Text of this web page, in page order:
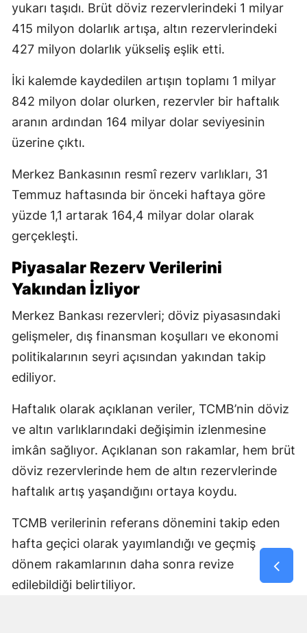
yukarı taşıdı. Brüt döviz rezervlerindeki 1 milyar
415 milyon dolarlık artışa, altın rezervlerindeki
427 milyon dolarlık yükseliş eşlik etti.
İki kalemde kaydedilen artışın toplamı 1 milyar
842 milyon dolar olurken, rezervler bir haftalık
aranın ardından 164 milyar dolar seviyesinin
üzerine çıktı.
Merkez Bankasının resmî rezerv varlıkları, 31
Temmuz haftasında bir önceki haftaya göre
yüzde 1,1 artarak 164,4 milyar dolar olarak
gerçekleşti.
Piyasalar Rezerv Verilerini
Yakından İzliyor
Merkez Bankası rezervleri; döviz piyasasındaki
gelişmeler, dış finansman koşulları ve ekonomi
politikalarının seyri açısından yakından takip
ediliyor.
Haftalık olarak açıklanan veriler, TCMB’nin döviz
ve altın varlıklarındaki değişimin izlenmesine
imkân sağlıyor. Açıklanan son rakamlar, hem brüt
döviz rezervlerinde hem de altın rezervlerinde
haftalık artış yaşandığını ortaya koydu.
TCMB verilerinin referans dönemini takip eden
hafta geçici olarak yayımlandığı ve geçmiş
dönem rakamlarının daha sonra revize
edilebildiği belirtiliyor.